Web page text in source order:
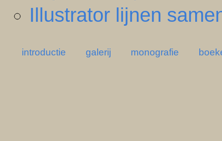
Illustrator lijnen
introductie galerij monografie